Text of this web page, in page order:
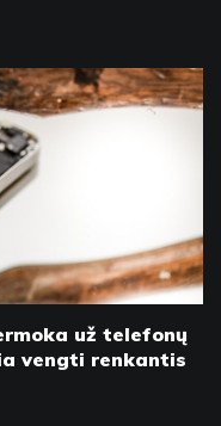
už telefonų
vengti renkantis